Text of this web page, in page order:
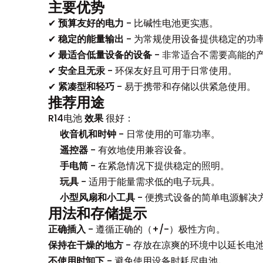
主要优势
✔ 预算友好的电力 - 比碱性电池更实惠。
✔ 稳定的能量输出 - 为常规使用设备提供稳定的功率
✔ 最适合低量设备的设备 - 非常适合不需要高能的产
✔安全且无汞 - 环保友好且可用于日常使用。
✔ 紧凑型和轻巧 - 易于携带和存储以供紧急使用。
推荐用途
R14电池效果很好：
收音机和时钟 - 日常使用的可靠功率。
遥控器 - 有效地使用兼容设备。
手电筒 - 在紧急情况下提供稳定的照明。
玩具 - 适用于能量需求低的电子玩具。
小型风扇和小工具 - 便携式设备的简单电源解决
用法和存储提示
正确插入- 遵循正确的（+/-）极性方向。
保持在干燥的地方 - 存放在凉爽的环境中以延长电池